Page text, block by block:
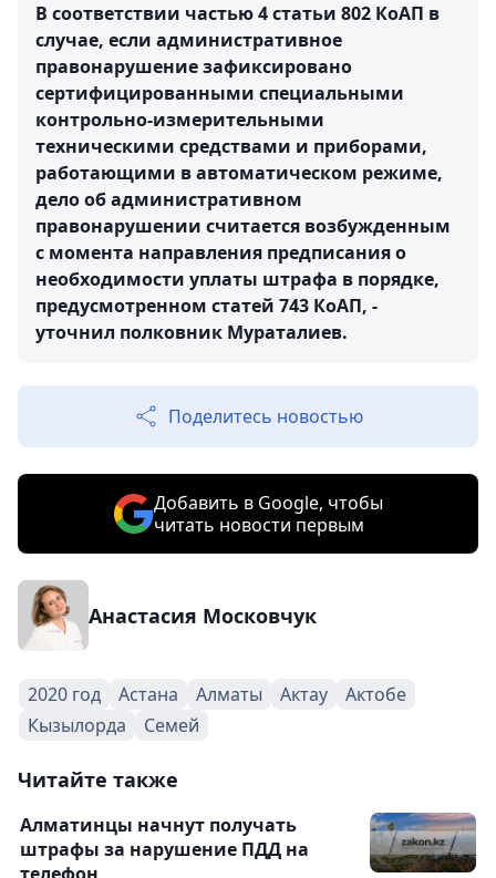
В соответствии частью 4 статьи 802 КоАП в
случае, если административное
правонарушение зафиксировано
сертифицированными специальными
контрольно-измерительными
техническими средствами и приборами,
работающими в автоматическом режиме,
дело об административном
правонарушении считается возбужденным
с момента направления предписания о
необходимости уплаты штрафа в порядке,
предусмотренном статей 743 КоАП, -
уточнил полковник Мураталиев.
Поделитесь новостью
Добавить в Google, чтобы
читать новости первым
Анастасия Московчук
2020 год Астана Алматы Актау
Актобе
Кызылорда
Семей
Читайте также
Алматинцы начнут получать
штрафы за нарушение ПДД на